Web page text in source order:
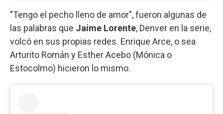
"Tengo el pecho lleno de amor", fueron algunas de
las palabras que Jaime Lorente, Denver en la serie,
volcó en sus propias redes. Enrique Arce, o sea
Arturito Román y Esther Acebo (Mónica o
Estocolmo) hicieron lo mismo.